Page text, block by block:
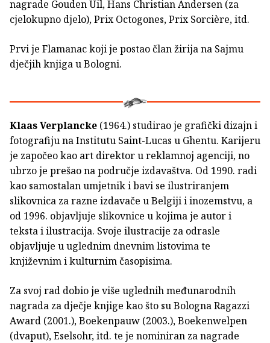
nagrade Gouden Uil, Hans Christian Andersen (za
cjelokupno djelo), Prix Octogones, Prix Sorcière, itd.
Prvi je Flamanac koji je postao član žirija na Sajmu
dječjih knjiga u Bologni.
Klaas Verplancke (1964.) studirao je grafički dizajn i
fotografiju na Institutu Saint-Lucas u Ghentu. Karijeru
je započeo kao art direktor u reklamnoj agenciji, no
ubrzo je prešao na područje izdavaštva. Od 1990. radi
kao samostalan umjetnik i bavi se ilustriranjem
slikovnica za razne izdavače u Belgiji i inozemstvu, a
od 1996. objavljuje slikovnice u kojima je autor i
teksta i ilustracija. Svoje ilustracije za odrasle
objavljuje u uglednim dnevnim listovima te
književnim i kulturnim časopisima.
Za svoj rad dobio je više uglednih međunarodnih
nagrada za dječje knjige kao što su Bologna Ragazzi
Award (2001.), Boekenpauw (2003.), Boekenwelpen
(dvaput), Eselsohr, itd. te je nominiran za nagrade